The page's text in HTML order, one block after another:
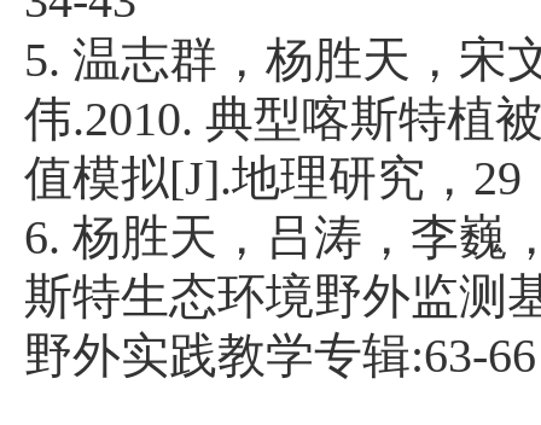
5. 温志群，杨胜天，宋
伟.2010. 典型喀斯特植
值模拟[J].地理研究， 29
6. 杨胜天，吕涛，李巍
斯特生态环境野外监测
野外实践教学专辑:63-66